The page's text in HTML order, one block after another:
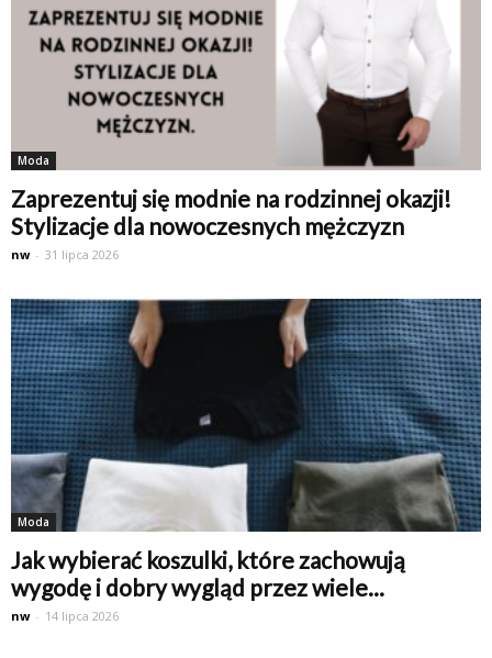
Moda
Zaprezentuj się modnie na rodzinnej okazji!
Stylizacje dla nowoczesnych mężczyzn
nw - 31 lipca 2026
Moda
Jak wybierać koszulki, które zachowują
wygodę i dobry wygląd przez wiele...
nw - 14 lipca 2026